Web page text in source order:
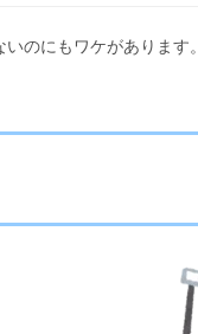
のにもワケがあります